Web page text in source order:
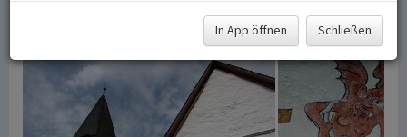
Kulturlandschaftspflege, Landeskunde
In App öffnen Schließen